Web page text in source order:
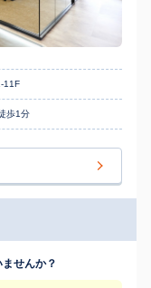
11F
歩1分
せんか？